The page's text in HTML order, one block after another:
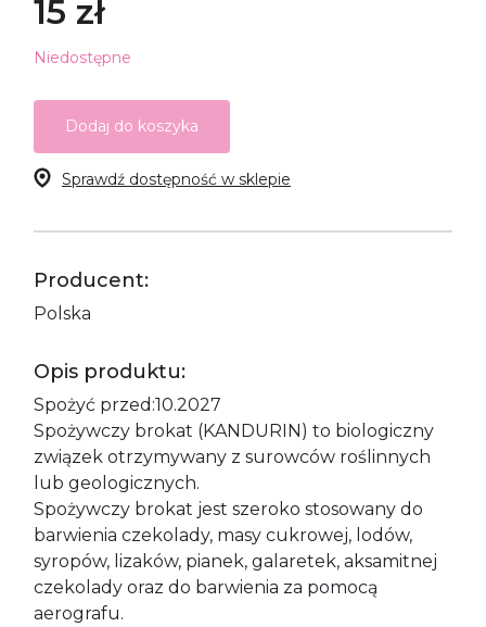
15 zł
Niedostępne
Dodaj do koszyka
Sprawdź dostępność w sklepie
Producent:
Polska
Opis produktu:
Spożyć przed:10.2027
Spożywczy brokat (KANDURIN) to biologiczny
związek otrzymywany z surowców roślinnych
lub geologicznych.
Spożywczy brokat jest szeroko stosowany do
barwienia czekolady, masy cukrowej, lodów,
syropów, lizaków, pianek, galaretek, aksamitnej
czekolady oraz do barwienia za pomocą
aerografu.